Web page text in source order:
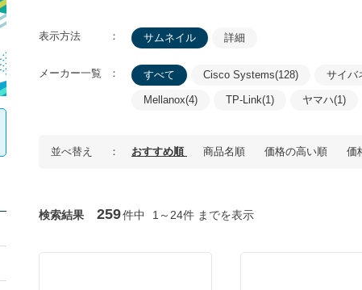
表示方法 サムネイル 詳細
メーカー一覧 すべて Cisco Systems(128) サイバ
Mellanox(4) TP-Link(1) ヤマハ(1)
並べ替え おすすめ順 商品名順 価格の高い順 価
検索結果 259件中 1～24件 までを表示